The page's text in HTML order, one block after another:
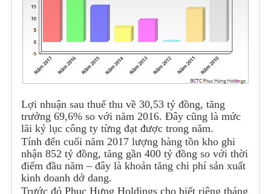
Lợi nhuận sau thuế thu về 30,53 tỷ đồng, tăng
trưởng 69,6% so với năm 2016. Đây cũng là mức
lãi kỷ lục công ty từng đạt được trong năm.
Tính đến cuối năm 2017 lượng hàng tồn kho ghi
nhận 852 tỷ đồng, tăng gần 400 tỷ đồng so với thời
điểm đầu năm – đây là khoản tăng chi phí sản xuất
kinh doanh dở dang.
Trước đó Phục Hưng Holdings cho biết riêng tháng